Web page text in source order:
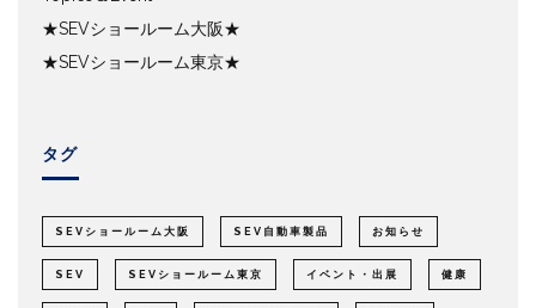
★SEVショールーム大阪★
★SEVショールーム東京★
タグ
SEVショールーム大阪 SEV自動車製品 お知らせ
SEV SEVショールーム東京 イベント・出展 健康